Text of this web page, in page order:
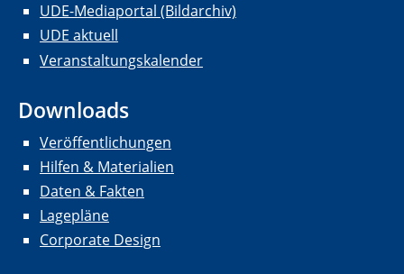
UDE-Mediaportal (Bildarchiv)
UDE aktuell
Veranstaltungskalender
Downloads
Veröffentlichungen
Hilfen & Materialien
Daten & Fakten
Lagepläne
Corporate Design